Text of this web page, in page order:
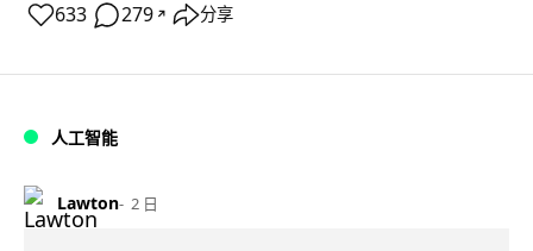
633 279 ↗ 分享
人工智能
Lawton 2 日